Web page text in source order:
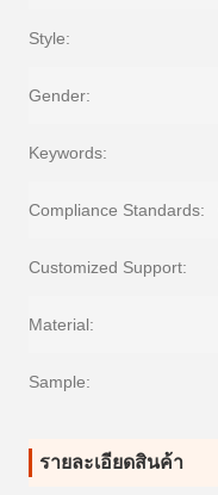
Style:
Gender:
Keywords:
Compliance Standards:
Customized Support:
Material:
Sample:
รายละเอียดสินค้า